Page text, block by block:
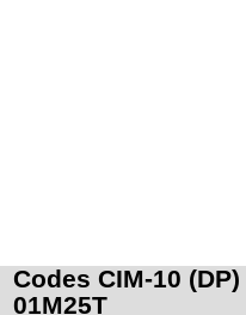
Codes CIM-10
01M25T